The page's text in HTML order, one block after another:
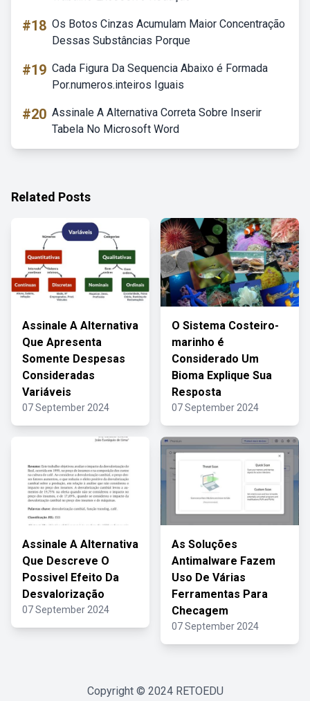
#18 Os Botos Cinzas Acumulam Maior Concentração
Dessas Substâncias Porque
#19 Cada Figura Da Sequencia Abaixo é Formada
Por.numeros.inteiros Iguais
#20 Assinale A Alternativa Correta Sobre Inserir
Tabela No Microsoft Word
Related Posts
Assinale A Alternativa
Que Apresenta
Somente Despesas
Consideradas
Variáveis
07 September 2024
O Sistema Costeiro-
marinho é
Considerado Um
Bioma Explique Sua
Resposta
07 September 2024
Assinale A Alternativa
Que Descreve O
Possivel Efeito Da
Desvalorização
07 September 2024
As Soluções
Antimalware Fazem
Uso De Várias
Ferramentas Para
Checagem
07 September 2024
Copyright © 2024 RETOEDU